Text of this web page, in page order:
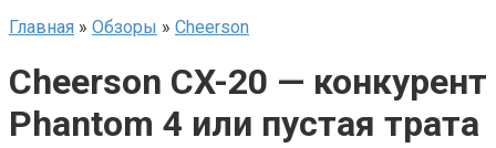
Главная » Обзоры » Cheerson
Cheerson CX-20 — конкурент
Phantom 4 или пустая трата